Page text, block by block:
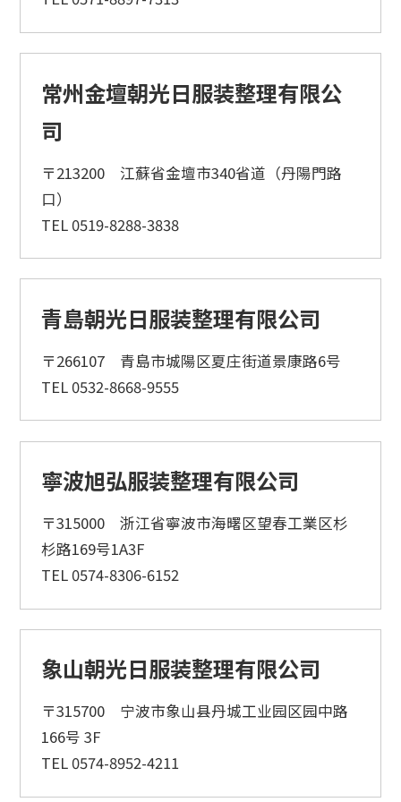
常州金壇朝光日服装整理有限公
司
〒213200 江蘇省金壇市340省道（丹陽門路
口）
TEL 0519-8288-3838
青島朝光日服装整理有限公司
〒266107 青島市城陽区夏庄街道景康路6号
TEL 0532-8668-9555
寧波旭弘服装整理有限公司
〒315000 浙江省寧波市海曙区望春工業区杉
杉路169号1A3F
TEL 0574-8306-6152
象山朝光日服装整理有限公司
〒315700 宁波市象山县丹城工业园区园中路
166号 3F
TEL 0574-8952-4211